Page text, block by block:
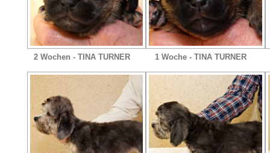
2 Wochen - TINA TURNER 1 Woche - TINA TURNER